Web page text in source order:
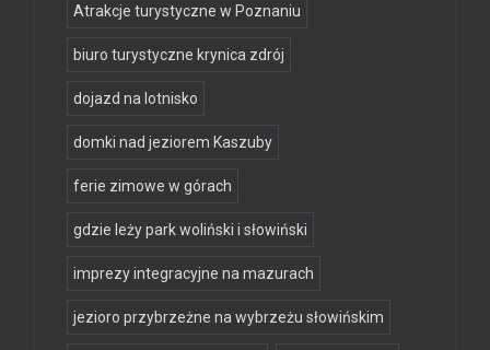
Atrakcje turystyczne w Poznaniu
biuro turystyczne krynica zdrój
dojazd na lotnisko
domki nad jeziorem Kaszuby
ferie zimowe w górach
gdzie leży park woliński i słowiński
imprezy integracyjne na mazurach
jezioro przybrzeżne na wybrzeżu słowińskim